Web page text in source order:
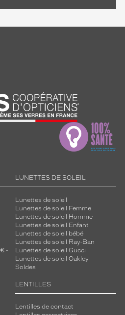
-
LUNETTES DE SOLEIL
Lunettes de soleil
Lunettes de soleil Femme
Lunettes de soleil Homme
Lunettes de soleil Enfant
Lunettes de soleil bébé
Lunettes de soleil Ray-Ban
Lunettes de soleil Gucci
Lunettes de soleil Oakley
Soldes
LENTILLES
Lentilles de contact